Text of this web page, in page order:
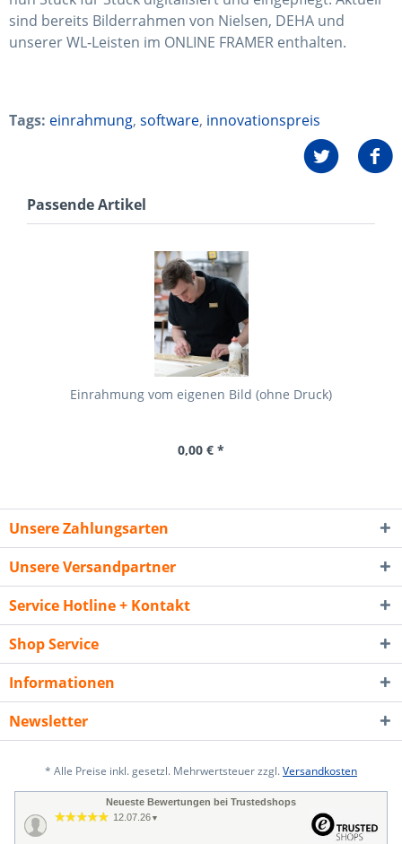
sind bereits Bilderrahmen von Nielsen, DEHA und
unserer WL-Leisten im ONLINE FRAMER enthalten.
Tags: einrahmung, software, innovationspreis
Passende Artikel
Einrahmung vom eigenen Bild (ohne Druck)
0,00 € *
Unsere Zahlungsarten
Unsere Versandpartner
Service Hotline + Kontakt
Shop Service
Informationen
Newsletter
* Alle Preise inkl. gesetzl. Mehrwertsteuer zzgl.Versandkosten
Neueste Bewertungen bei Trustedshops
12.07.26 ▼